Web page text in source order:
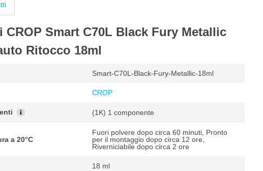
CROP Smart C70L Black Fury Metallic
Ritocco 18ml
Smart-C70L-Black-Fury-Metallic-18ml
CROP
(1K) 1 componente
a 20°C
Fuori polvere dopo circa 60 minuti, Pronto
per il montaggio dopo circa 12 ore,
Riverniciabile dopo circa 2 ore
18 ml